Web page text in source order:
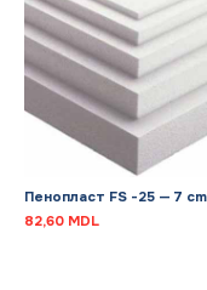
Пенопласт FS -25 — 7 cm
82,60 MDL